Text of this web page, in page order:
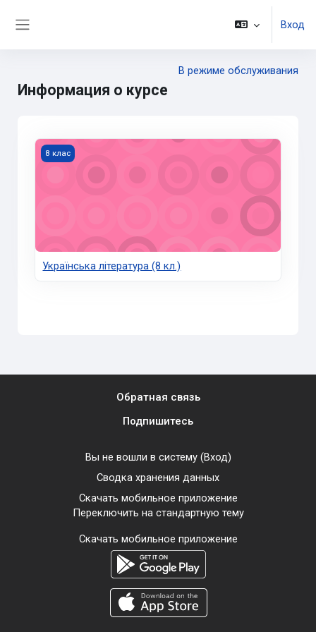
Вход
В режиме обслуживания
Информация о курсе
Українська література (8 кл.)
8 клас
Українська література (8 кл.)
Обратная связь
Подпишитесь
Вы не вошли в систему (Вход)
Сводка хранения данных
Скачать мобильное приложение
Переключить на стандартную тему
Скачать мобильное приложение